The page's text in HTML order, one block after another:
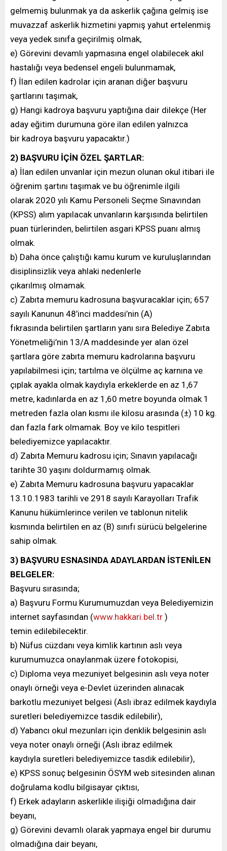
gelmemiş bulunmak ya da askerlik çağına gelmiş ise
muvazzaf askerlik hizmetini yapmış yahut ertelenmiş
veya yedek sınıfa geçirilmiş olmak,
e) Görevini devamlı yapmasına engel olabilecek akıl
hastalığı veya bedensel engeli bulunmamak,
f) İlan edilen kadrolar için aranan diğer başvuru
şartlarını taşımak,
g) Hangi kadroya başvuru yaptığına dair dilekçe (Her
aday eğitim durumuna göre ilan edilen yalnızca
bir kadroya başvuru yapacaktır.)
2) BAŞVURU İÇİN ÖZEL ŞARTLAR:
a) İlan edilen unvanlar için mezun olunan okul itibari ile
öğrenim şartını taşımak ve bu öğrenimle ilgili
olarak 2020 yılı Kamu Personeli Seçme Sınavından
(KPSS) alım yapılacak unvanların karşısında belirtilen
puan türlerinden, belirtilen asgari KPSS puanı almış
olmak.
b) Daha önce çalıştığı kamu kurum ve kuruluşlarından
disiplinsizlik veya ahlaki nedenlerle
çıkarılmış olmamak.
c) Zabıta memuru kadrosuna başvuracaklar için; 657
sayılı Kanunun 48’inci maddesi’nin (A)
fıkrasında belirtilen şartların yanı sıra Belediye Zabıta
Yönetmeliği’nin 13/A maddesinde yer alan özel
şartlara göre zabıta memuru kadrolarına başvuru
yapılabilmesi için; tartılma ve ölçülme aç karnına ve
çıplak ayakla olmak kaydıyla erkeklerde en az 1,67
metre, kadınlarda en az 1,60 metre boyunda olmak 1
metreden fazla olan kısmı ile kilosu arasında (±) 10 kg.
dan fazla fark olmamak. Boy ve kilo tespitleri
belediyemizce yapılacaktır.
d) Zabıta Memuru kadrosu için; Sınavın yapılacağı
tarihte 30 yaşını doldurmamış olmak.
e) Zabıta Memuru kadrosuna başvuru yapacaklar
13.10.1983 tarihli ve 2918 sayılı Karayolları Trafik
Kanunu hükümlerince verilen ve tablonun nitelik
kısmında belirtilen en az (B) sınıfı sürücü belgelerine
sahip olmak.
3) BAŞVURU ESNASINDA ADAYLARDAN İSTENİLEN
BELGELER:
Başvuru sırasında;
a) Başvuru Formu Kurumumuzdan veya Belediyemizin
internet sayfasından (www.hakkari.bel.tr )
temin edilebilecektir.
b) Nüfus cüzdanı veya kimlik kartının aslı veya
kurumumuzca onaylanmak üzere fotokopisi,
c) Diploma veya mezuniyet belgesinin aslı veya noter
onaylı örneği veya e-Devlet üzerinden alınacak
barkotlu mezuniyet belgesi (Aslı ibraz edilmek kaydıyla
suretleri belediyemizce tasdik edilebilir),
d) Yabancı okul mezunları için denklik belgesinin aslı
veya noter onaylı örneği (Aslı ibraz edilmek
kaydıyla suretleri belediyemizce tasdik edilebilir),
e) KPSS sonuç belgesinin ÖSYM web sitesinden alınan
doğrulama kodlu bilgisayar çıktısı,
f) Erkek adayların askerlikle ilişiği olmadığına dair
beyanı,
g) Görevini devamlı olarak yapmaya engel bir durumu
olmadığına dair beyanı,